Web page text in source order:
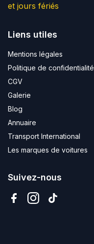
et jours fériés
Liens utiles
Mentions légales
Politique de confidentialité
CGV
Galerie
Blog
Annuaire
Transport International
Les marques de voitures
Suivez-nous